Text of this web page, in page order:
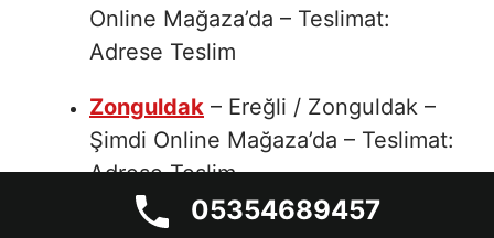
Online Mağaza’da – Teslimat:
Adrese Teslim
Zonguldak – Ereğli / Zonguldak –
Şimdi Online Mağaza’da – Teslimat:
Adrese Teslim
05354689457